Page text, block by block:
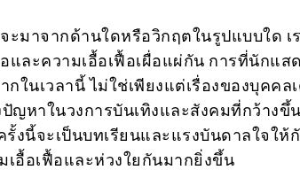
มาจากด้านใดหรือวิกฤตในรูปแบบใด เ
และความเอื้อเฟื้อเผื่อแผ่กัน การที่นักแส
ในเวลานี้ ไม่ใช่เพียงแต่เรื่องของบุคคล
ญหาในวงการบันเทิงและสังคมที่กว้างขึ้น
รั้งนี้จะเป็นบทเรียนและแรงบันดาลใจใ
อื้อเฟื้อและห่วงใยกันมากยิ่งขึ้น